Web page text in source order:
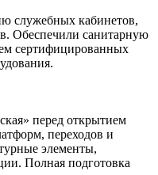
служебных кабинетов,
Обеспечили санитарную
сертифицированных
перед открытием
переходов и
элементы,
Полная подготовка